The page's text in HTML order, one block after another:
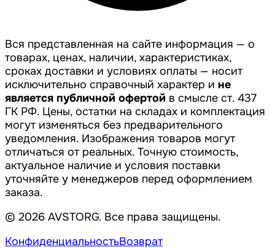
Вся представленная на сайте информация — о
товарах, ценах, наличии, характеристиках,
сроках доставки и условиях оплаты — носит
исключительно справочный характер и не
является публичной офертой в смысле ст. 437
ГК РФ. Цены, остатки на складах и комплектация
могут изменяться без предварительного
уведомления. Изображения товаров могут
отличаться от реальных. Точную стоимость,
актуальное наличие и условия поставки
уточняйте у менеджеров перед оформлением
заказа.
© 2026 AVSTORG. Все права защищены.
КонфиденциальностьВозврат